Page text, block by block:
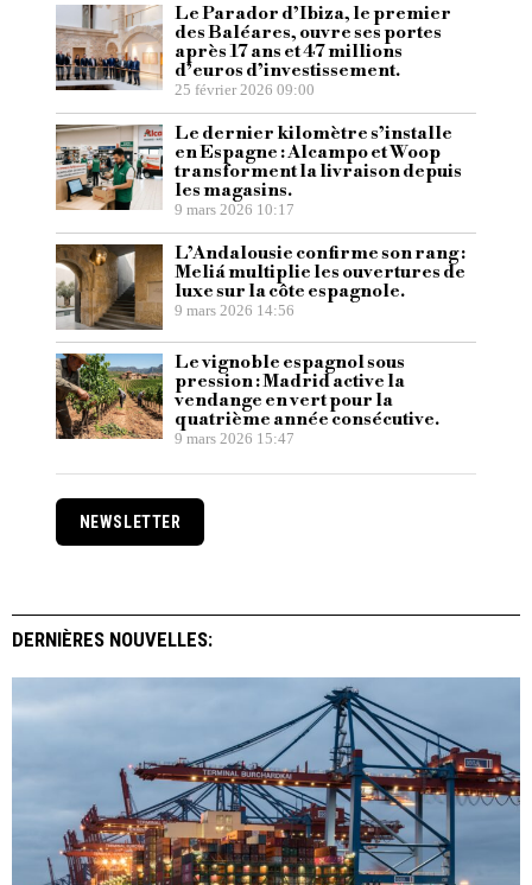
Le Parador d’Ibiza, le premier
des Baléares, ouvre ses portes
après 17 ans et 47 millions
d’euros d’investissement.
25 février 2026 09:00
Le dernier kilomètre s’installe
en Espagne : Alcampo et Woop
transforment la livraison depuis
les magasins.
9 mars 2026 10:17
L’Andalousie confirme son rang :
Meliá multiplie les ouvertures de
luxe sur la côte espagnole.
9 mars 2026 14:56
Le vignoble espagnol sous
pression : Madrid active la
vendange en vert pour la
quatrième année consécutive.
9 mars 2026 15:47
NEWSLETTER
DERNIÈRES NOUVELLES: